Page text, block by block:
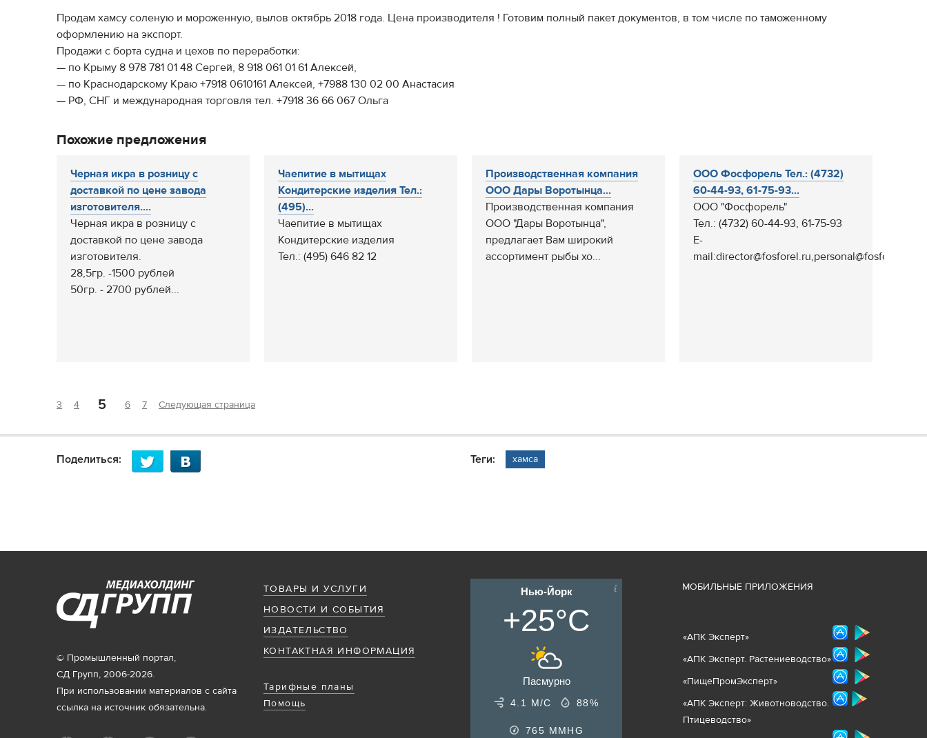
Продам хамсу соленую и мороженную, вылов октябрь 2018 года. Цена производителя ! Готовим полный пакет документов, в том числе по таможенному
оформлению на экспорт.
Продажи с борта судна и цехов по переработки:
— по Крыму 8 978 781 01 48 Сергей, 8 918 061 01 61 Алексей,
— по Краснодарскому Краю +7918 0610161 Алексей, +7988 130 02 00 Анастасия
— РФ, СНГ и международная торговля тел. +7918 36 66 067 Ольга
Похожие предложения
Черная икра в розницу с
доставкой по цене завода
изготовителя....
Черная икра в розницу с
доставкой по цене завода
изготовителя.
28,5гр. -1500 рублей
50гр. - 2700 рублей...
Чаепитие в мытищах
Кондитерские изделия Тел.:
(495)...
Чаепитие в мытищах
Кондитерские изделия
Тел.: (495) 646 82 12
Производственная компания
ООО Дары Воротынца...
Производственная компания
ООО "Дары Воротынца",
предлагает Вам широкий
ассортимент рыбы хо...
ООО Фосфорель Тел.: (4732)
60-44-93, 61-75-93...
ООО "Фосфорель"
Тел.: (4732) 60-44-93, 61-75-93
E-
mail:director@fosforel.ru,personal@fosforel.ru...
3 4 5 6 7 Следующая страница
Поделиться: Теги: хамса
ТОВАРЫ И УСЛУГИ
НОВОСТИ И СОБЫТИЯ
ИЗДАТЕЛЬСТВО
КОНТАКТНАЯ ИНФОРМАЦИЯ
Тарифные планы
Помощь
© Промышленный портал,
СД Групп, 2006-2026.
При использовании материалов с сайта
ссылка на источник обязательна.
Нью-Йорк
+25°C
Пасмурно
4.1 М/С 88%
765 MMHG
МОБИЛЬНЫЕ ПРИЛОЖЕНИЯ
«АПК Эксперт»
«АПК Эксперт. Растениеводство»
«ПищеПромЭксперт»
«АПК Эксперт: Животноводство.
Птицеводство»